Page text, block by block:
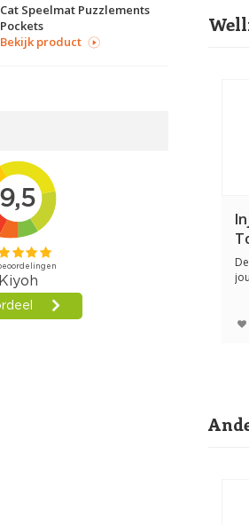
Cat Speelmat Puzzlements
Pockets
Bekijk product